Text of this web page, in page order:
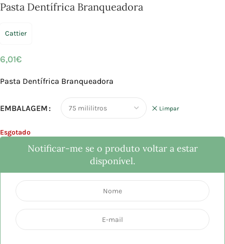
Pasta Dentífrica Branqueadora
Cattier
6,01€
Pasta Dentífrica Branqueadora
EMBALAGEM Limpar
Esgotado
Notificar-me se o produto voltar a estar
disponível.